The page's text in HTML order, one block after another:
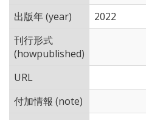
出版年 (year)
2022
刊行形式
(howpublished)
URL
付加情報 (note)